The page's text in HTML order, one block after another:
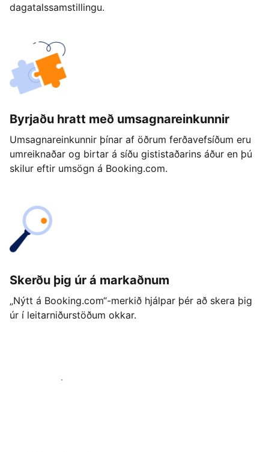
dagatalssamstillingu.
Byrjaðu hratt með umsagnareinkunnir
Umsagnareinkunnir þínar af öðrum ferðavefsíðum eru
umreiknaðar og birtar á síðu gististaðarins áður en þú
skilur eftir umsögn á Booking.com.
Skerðu þig úr á markaðnum
„Nýtt á Booking.com“-merkið hjálpar þér að skera þig
úr í leitarniðurstöðum okkar.
Byrjaðu strax í dag